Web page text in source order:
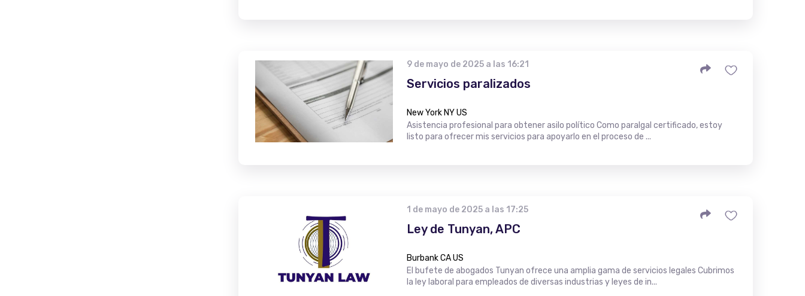
9 de mayo de 2025 a las 16:21
Servicios paralizados
New York NY US
Asistencia profesional para obtener asilo político Como paralgal certificado, estoy
listo para ofrecer mis servicios para apoyarlo en el proceso de ...
1 de mayo de 2025 a las 17:25
Ley de Tunyan, APC
Burbank CA US
El bufete de abogados Tunyan ofrece una amplia gama de servicios legales Cubrimos
la ley laboral para empleados de diversas industrias y leyes de in...